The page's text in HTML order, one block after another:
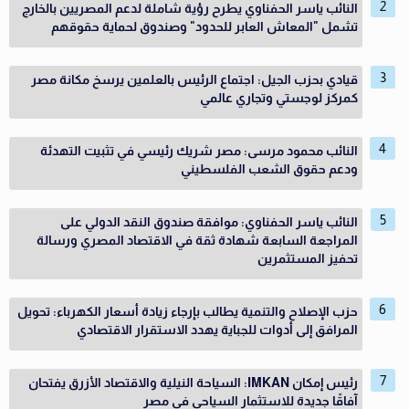
النائب ياسر الحفناوي يطرح رؤية شاملة لدعم المصريين بالخارج
تشمل "المعاش العابر للحدود" وصندوق لحماية حقوقهم
قيادي بحزب الجيل: اجتماع الرئيس بالعلمين يرسخ مكانة مصر
كمركز لوجستي وتجاري عالمي
النائب محمود مرسى: مصر شريك رئيسي في تثبيت التهدئة
ودعم حقوق الشعب الفلسطيني
النائب ياسر الحفناوي: موافقة صندوق النقد الدولي على
المراجعة السابعة شهادة ثقة في الاقتصاد المصري ورسالة
تحفيز المستثمرين
حزب الإصلاح والتنمية يطالب بإرجاء زيادة أسعار الكهرباء: تحويل
المرافق إلى أدوات للجباية يهدد الاستقرار الاقتصادي
رئيس إمكان IMKAN: السياحة النيلية والاقتصاد الأزرق يفتحان
آفاقًا جديدة للاستثمار السياحي في مصر